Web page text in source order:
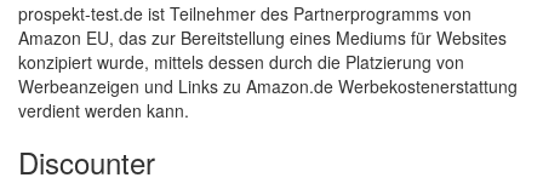
prospekt-test.de ist Teilnehmer des Partnerprogramms von
Amazon EU, das zur Bereitstellung eines Mediums für Websites
konzipiert wurde, mittels dessen durch die Platzierung von
Werbeanzeigen und Links zu Amazon.de Werbekostenerstattung
verdient werden kann.
Discounter